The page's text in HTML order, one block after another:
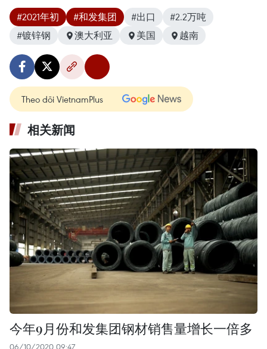
#2021年初 #和发集团 #出口
#2.2万吨
#镀锌钢
澳大利亚 美国 越南
Theo dõi VietnamPlus
相关新闻
今年9月份和发集团钢材销售量增长一倍多